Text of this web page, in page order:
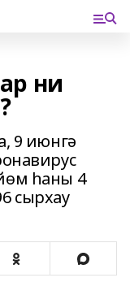
ни
9 июнгә
һаны 4
сырхау